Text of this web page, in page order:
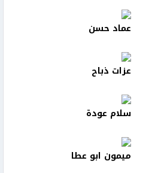
عماد حسن
عزات ذباح
سلام عودة
ميمون ابو عطا